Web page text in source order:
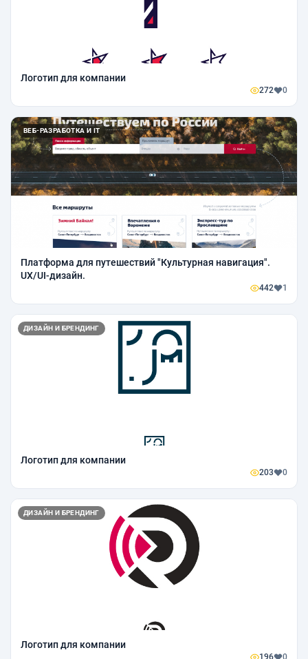
Логотип для компании
272 0
ВЕБ-РАЗРАБОТКА И IT
Платформа для путешествий "Культурная навигация".
UX/UI-дизайн.
442 1
ДИЗАЙН И БРЕНДИНГ
Логотип для компании
203 0
ДИЗАЙН И БРЕНДИНГ
Логотип для компании
196 0